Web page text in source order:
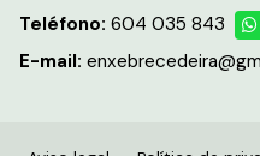
Teléfono: 604 035 843
E-mail: